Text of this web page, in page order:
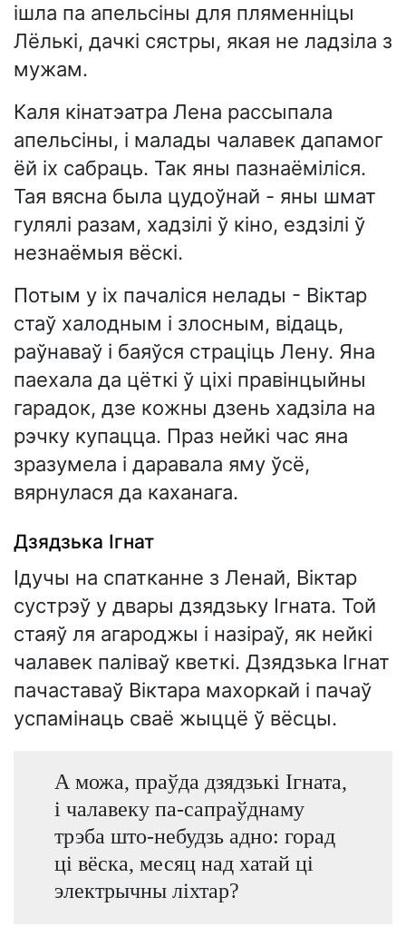
ішла па апельсіны для пляменніцы
Лёлькі, дачкі сястры, якая не ладзіла з
мужам.
Каля кінатэатра Лена рассыпала
апельсіны, і малады чалавек дапамог
ёй іх сабраць. Так яны пазнаёміліся.
Тая вясна была цудоўнай - яны шмат
гулялі разам, хадзілі ў кіно, ездзілі ў
незнаёмыя вёскі.
Потым у іх пачаліся нелады - Віктар
стаў халодным і злосным, відаць,
раўнаваў і баяўся страціць Лену. Яна
паехала да цёткі ў ціхі правінцыйны
гарадок, дзе кожны дзень хадзіла на
рэчку купацца. Праз нейкі час яна
зразумела і даравала яму ўсё,
вярнулася да каханага.
Дзядзька Ігнат
Ідучы на спатканне з Ленай, Віктар
сустрэў у двары дзядзьку Ігната. Той
стаяў ля агароджы і назіраў, як нейкі
чалавек паліваў кветкі. Дзядзька Ігнат
пачаставаў Віктара махоркай і пачаў
успамінаць сваё жыццё ў вёсцы.
А можа, праўда дзядзькі Ігната,
і чалавеку па-сапраўднаму
трэба што-небудзь адно: горад
ці вёска, месяц над хатай ці
электрычны ліхтар?